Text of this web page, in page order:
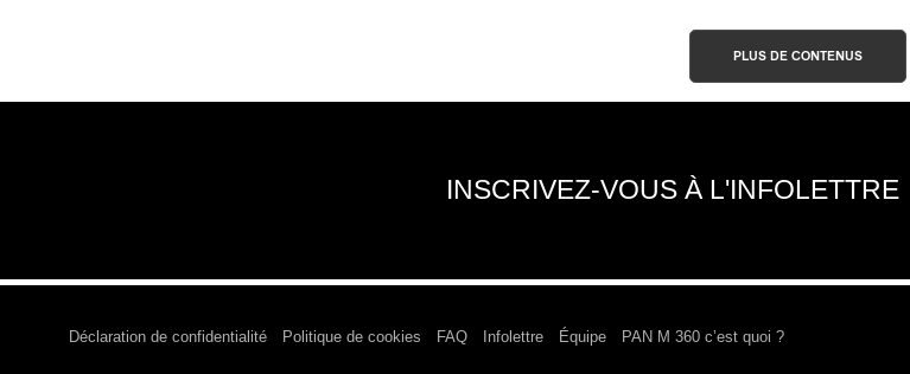
PLUS DE CONTENUS
INSCRIVEZ-VOUS À L'INFOLETTRE
Déclaration de confidentialité Politique de cookies FAQ Infolettre Équipe PAN M 360 c’est quoi ?